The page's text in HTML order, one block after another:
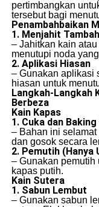
pertimbangkan
tersebut bagi
Penambahbaikan
1. Menjahit
– Jahitkan kain
menutupi noda
2. Aplikasi Hiasan
– Gunakan aplikasi
hiasan untuk
Langkah-Langkah
Berbeza
Kain Kapas
1. Cuka dan
– Bahan ini
dan gosok secara
2. Pemutih (Hanya
– Gunakan
kapas putih.
Kain Sutera
1. Sabun Lembut
– Gunakan sabun